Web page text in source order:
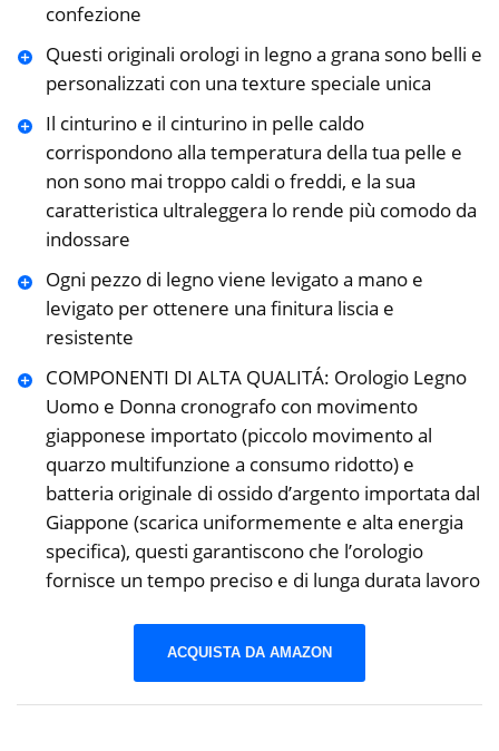
confezione
Questi originali orologi in legno a grana sono belli e
personalizzati con una texture speciale unica
Il cinturino e il cinturino in pelle caldo
corrispondono alla temperatura della tua pelle e
non sono mai troppo caldi o freddi, e la sua
caratteristica ultraleggera lo rende più comodo da
indossare
Ogni pezzo di legno viene levigato a mano e
levigato per ottenere una finitura liscia e
resistente
COMPONENTI DI ALTA QUALITÁ: Orologio Legno
Uomo e Donna cronografo con movimento
giapponese importato (piccolo movimento al
quarzo multifunzione a consumo ridotto) e
batteria originale di ossido d’argento importata dal
Giappone (scarica uniformemente e alta energia
specifica), questi garantiscono che l’orologio
fornisce un tempo preciso e di lunga durata lavoro
ACQUISTA DA AMAZON